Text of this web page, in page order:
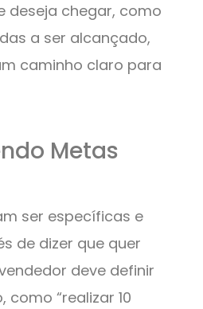
deseja chegar, como
a ser alcançado,
caminho claro para
Metas
ser específicas e
de dizer que quer
deve definir
“realizar 10